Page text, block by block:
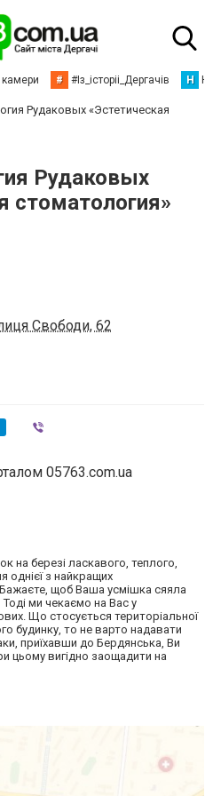
камери # #Із_історіі_Дергачів Н
Рудаковых «Эстетическая
Рудаковых
стоматология»
Свободи, 62
05763.com.ua
на березі ласкавого, теплого,
однієї з найкращих
Бажаєте, щоб Ваша усмішка сяяла
ми чекаємо на Вас у
Що стосується територіальної
будинку, то не варто надавати
приїхавши до Бердянська, Ви
цьому вигідно заощадити на